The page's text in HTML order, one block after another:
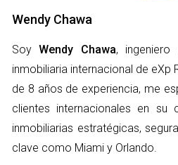
Es posible que encuentres
más fácilmente, dado que la
constante. Sin embargo,
en este sector, haciendo que
puedan ser menores. En
comerciales suelen
elevado, pero pueden ofrecer
Wendy Chawa
SoyWendy Chawa,
inmobiliaria internacional de eXp
de 8 años de experiencia, me
clientes internacionales en su
inmobiliarias estratégicas,
clave como Miami y Orlando.